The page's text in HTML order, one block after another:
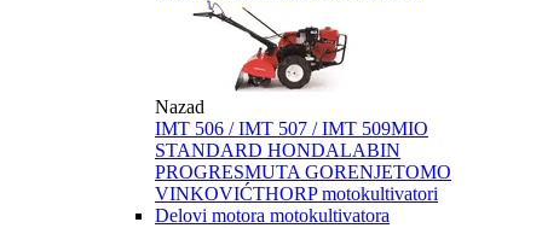
Nazad
IMT 506 / IMT 507 / IMT 509MIO
STANDARD HONDALABIN
PROGRESMUTA GORENJETOMO
VINKOVIĆTHORP motokultivatori
Delovi motora motokultivatora